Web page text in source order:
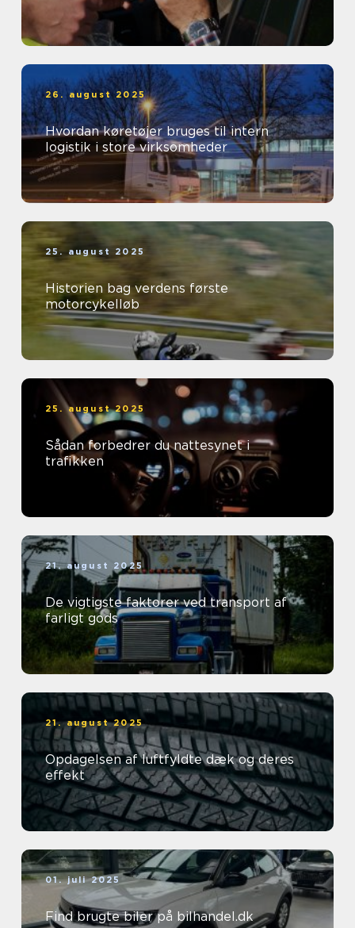
26. august 2025
Hvordan køretøjer bruges til intern
logistik i store virksomheder
25. august 2025
Historien bag verdens første
motorcykelløb
25. august 2025
Sådan forbedrer du nattesynet i
trafikken
21. august 2025
De vigtigste faktorer ved transport af
farligt gods
21. august 2025
Opdagelsen af luftfyldte dæk og deres
effekt
01. juli 2025
Find brugte biler på bilhandel.dk